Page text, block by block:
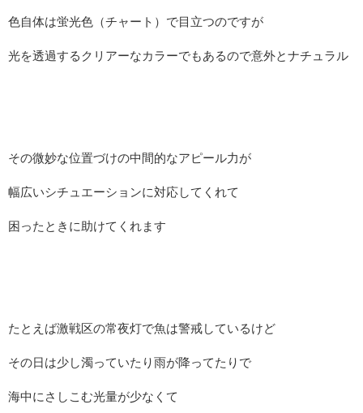
色自体は蛍光色（チャート）で目立つのですが
光を透過するクリアーなカラーでもあるので意外とナチュラル
その微妙な位置づけの中間的なアピール力が
幅広いシチュエーションに対応してくれて
困ったときに助けてくれます
たとえば激戦区の常夜灯で魚は警戒しているけど
その日は少し濁っていたり雨が降ってたりで
海中にさしこむ光量が少なくて